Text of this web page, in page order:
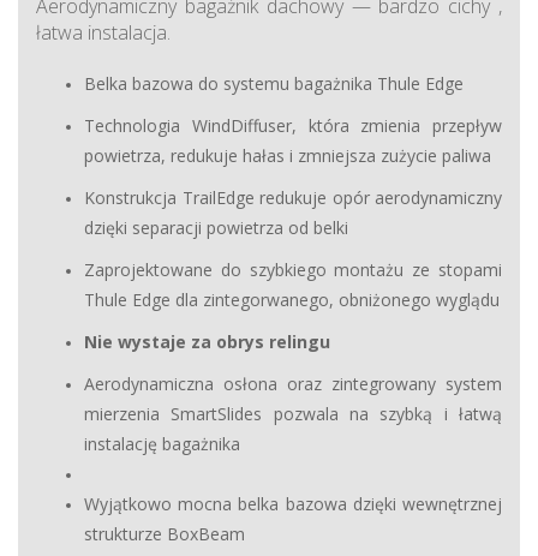
Aerodynamiczny bagażnik dachowy — bardzo cichy ,
łatwa instalacja.
Belka bazowa do systemu bagażnika Thule Edge
Technologia WindDiffuser, która zmienia przepływ
powietrza, redukuje hałas i zmniejsza zużycie paliwa
Konstrukcja TrailEdge redukuje opór aerodynamiczny
dzięki separacji powietrza od belki
Zaprojektowane do szybkiego montażu ze stopami
Thule Edge dla zintegorwanego, obniżonego wyglądu
Nie wystaje za obrys relingu
Aerodynamiczna osłona oraz zintegrowany system
mierzenia SmartSlides pozwala na szybką i łatwą
instalację bagażnika
Wyjątkowo mocna belka bazowa dzięki wewnętrznej
strukturze BoxBeam